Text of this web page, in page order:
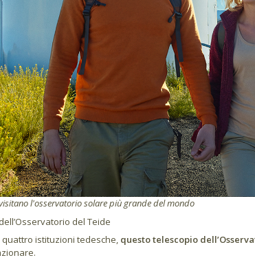
l'osservatorio solare più grande del mondo
del Teide
istituzioni tedesche, questo telescopio